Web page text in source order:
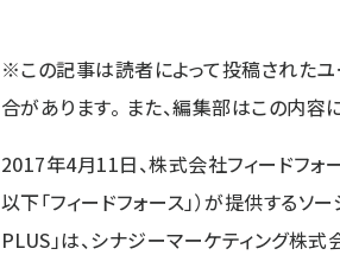
※この記事は読者によって投稿された
合があります。 また、編集部はこの内容
2017年4月11日、株式会社フィードフォ
以下「フィードフォース」）が提供する
PLUS」は、シナジーマーケティング株